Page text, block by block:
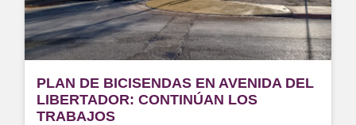
PLAN DE BICISENDAS EN AVENIDA DEL
LIBERTADOR: CONTINÚAN LOS
TRABAJOS